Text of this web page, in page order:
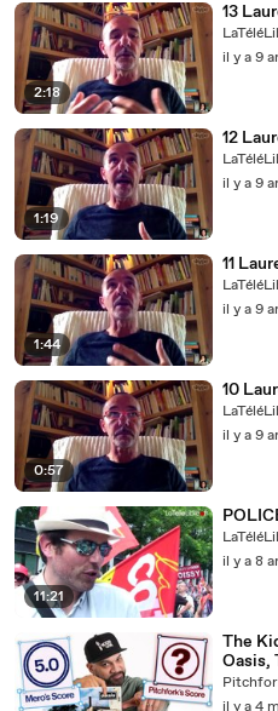
2:18
13
il y a 9
1:19
12
il y a 9
1:44
11
il y a 9
0:57
10
il y a 9
11:21
il y a 8
The
Oasis,